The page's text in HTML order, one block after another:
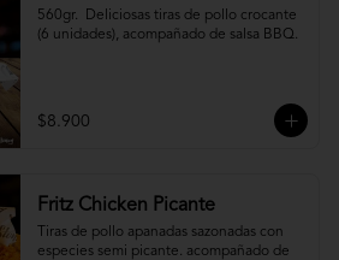
560gr.  Deliciosas tiras de pollo crocante
(6 unidades), acompañado de salsa BBQ.
$8.900
Fritz Chicken Picante
Tiras de pollo apanadas sazonadas con
especies semi picante. acompañado de